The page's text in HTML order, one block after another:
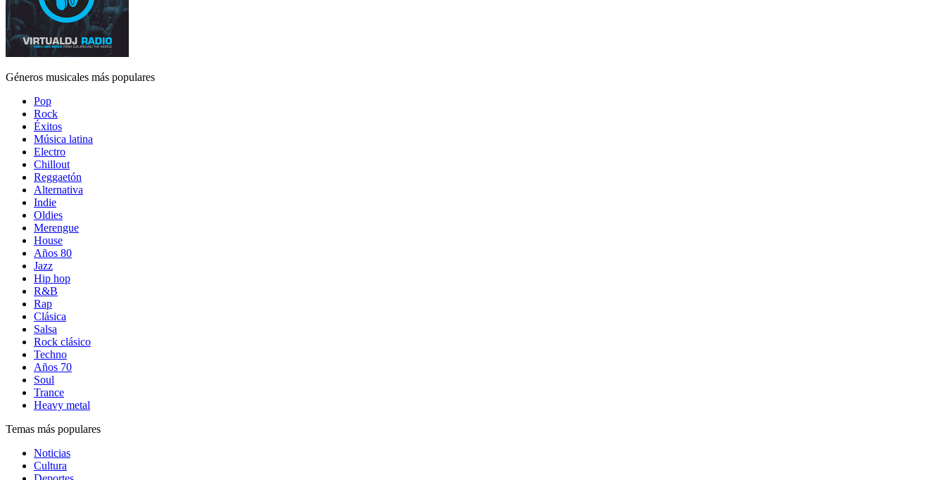
Géneros musicales más populares
Pop
Rock
Éxitos
Música latina
Electro
Chillout
Reggaetón
Alternativa
Indie
Oldies
Merengue
House
Años 80
Jazz
Hip hop
R&B
Rap
Clásica
Salsa
Rock clásico
Techno
Años 70
Soul
Trance
Heavy metal
Temas más populares
Noticias
Cultura